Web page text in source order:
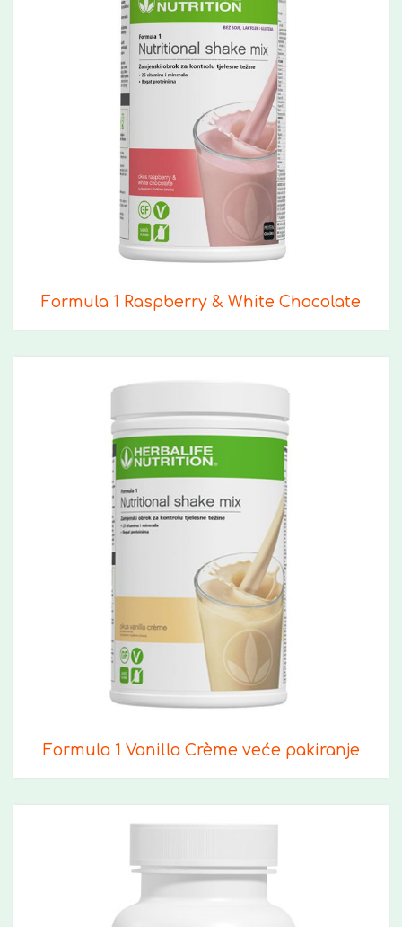
Formula 1 Raspberry & White Chocolate
Formula 1 Vanilla Crème veće pakiranje